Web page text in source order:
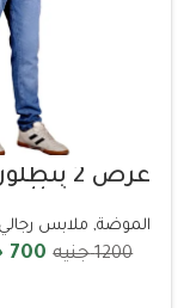
عرض 2
الموضة, ملابس رجالي
1200 جنيه 700